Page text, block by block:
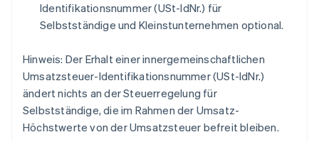
Identifikationsnummer (USt-IdNr.) für
Selbstständige und Kleinstunternehmen optional.
Hinweis: Der Erhalt einer innergemeinschaftlichen
Umsatzsteuer-Identifikationsnummer (USt-IdNr.)
ändert nichts an der Steuerregelung für
Selbstständige, die im Rahmen der Umsatz-
Höchstwerte von der Umsatzsteuer befreit bleiben.